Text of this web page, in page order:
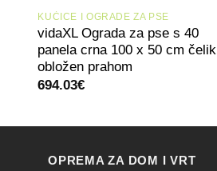
KUĆICE I OGRADE ZA PSE
vidaXL Ograda za pse s 40
panela crna 100 x 50 cm čelik
obložen prahom
694.03€
OPREMA ZA DOM I VRT